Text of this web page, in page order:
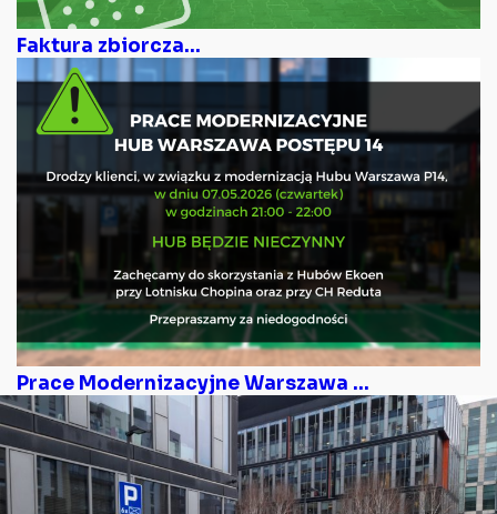
Faktura zbiorcza...
Prace Modernizacyjne Warszawa ...